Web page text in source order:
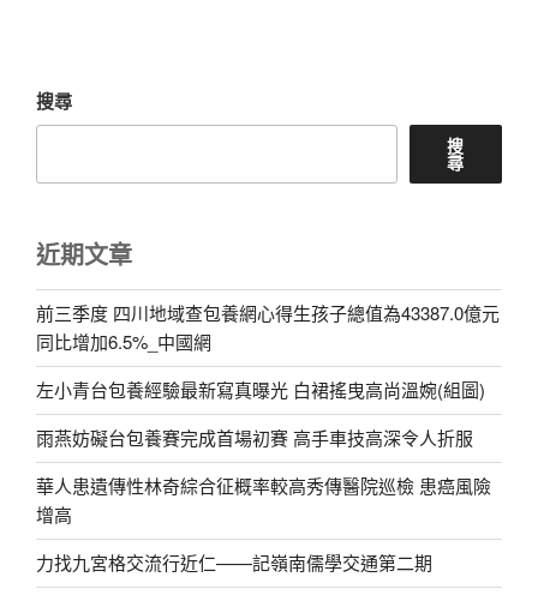
搜尋
搜
尋
近期文章
前三季度 四川地域查包養網心得生孩子總值為43387.0億元
同比增加6.5%_中國網
左小青台包養經驗最新寫真曝光 白裙搖曳高尚溫婉(組圖)
雨燕妨礙台包養賽完成首場初賽 高手車技高深令人折服
華人患遺傳性林奇綜合征概率較高秀傳醫院巡檢 患癌風險
增高
力找九宮格交流行近仁——記嶺南儒學交通第二期